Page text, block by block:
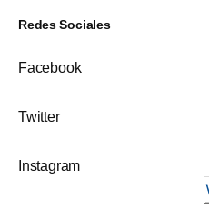
Redes Sociales
Facebook
Twitter
Instagram